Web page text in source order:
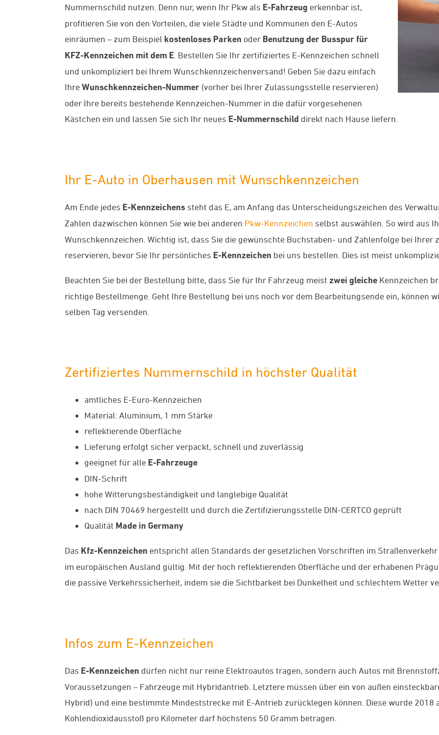
Nummernschild nutzen. Denn nur, wenn Ihr Pkw als E-Fahrzeug erkennbar ist,
profitieren Sie von den Vorteilen, die viele Städte und Kommunen den E-Autos
einräumen – zum Beispiel kostenloses Parken oder Benutzung der Busspur für
KFZ-Kennzeichen mit dem E . Bestellen Sie Ihr zertifiziertes E-Kennzeichen schnell
und unkompliziert bei Ihrem Wunschkennzeichenversand! Geben Sie dazu einfach
Ihre Wunschkennzeichen-Nummer (vorher bei Ihrer Zulassungsstelle reservieren)
oder Ihre bereits bestehende Kennzeichen-Nummer in die dafür vorgesehenen
Kästchen ein und lassen Sie sich Ihr neues E-Nummernschild direkt nach Hause liefern.
Ihr E-Auto in Oberhausen mit Wunschkennzeichen
Am Ende jedes E-Kennzeichens steht das E, am Anfang das Unterscheidungszeichen des
Zahlen dazwischen können Sie wie bei anderen Pkw-Kennzeichen selbst auswählen. So wird aus
Wunschkennzeichen. Wichtig ist, dass Sie die gewünschte Buchstaben- und Zahlenfolge bei
reservieren, bevor Sie Ihr persönliches E-Kennzeichen bei uns bestellen. Dies ist meist
Beachten Sie bei der Bestellung bitte, dass Sie für Ihr Fahrzeug meist zwei gleiche Kennzeichen
richtige Bestellmenge. Geht Ihre Bestellung bei uns noch vor dem Bearbeitungsende ein, können
selben Tag versenden.
Zertifiziertes Nummernschild in höchster Qualität
amtliches E-Euro-Kennzeichen
Material: Aluminium, 1 mm Stärke
reflektierende Oberfläche
Lieferung erfolgt sicher verpackt, schnell und zuverlässig
geeignet für alle E-Fahrzeuge
DIN-Schrift
hohe Witterungsbeständigkeit und langlebige Qualität
nach DIN 70469 hergestellt und durch die Zertifizierungsstelle DIN-CERTCO geprüft
Qualität Made in Germany
Das Kfz-Kennzeichen entspricht allen Standards der gesetzlichen Vorschriften im
im europäischen Ausland gültig. Mit der hoch reflektierenden Oberfläche und der erhabenen
die passive Verkehrssicherheit, indem sie die Sichtbarkeit bei Dunkelheit und schlechtem Wetter
Infos zum E-Kennzeichen
Das E-Kennzeichen dürfen nicht nur reine Elektroautos tragen, sondern auch Autos mit
Voraussetzungen – Fahrzeuge mit Hybridantrieb. Letztere müssen über ein von außen
Hybrid) und eine bestimmte Mindeststrecke mit E-Antrieb zurücklegen können. Diese wurde 2018
Kohlendioxidausstoß pro Kilometer darf höchstens 50 Gramm betragen.